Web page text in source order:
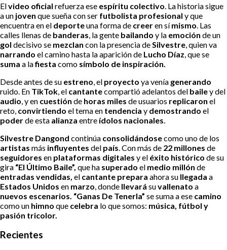
Elvideo oficial refuerza ese espíritu colectivo . La historia sigue
a un joven que sueña con ser futbolista profesional y que
encuentra en el deporteuna forma de creeren símismo . Las
calles llenas de banderas , la gente bailando y la emoción de un
gol decisivo se mezclan con la presencia de Silvestre , quien va
narrando el camino hasta la aparición de Lucho Díaz , que se
suma a lafiesta como símbolo de inspiración.
Desde antes de su estreno , el proyecto ya venía generando
ruido. En TikTok , el cantantecompartió adelantos del bailey del
audio , y en cuestión de horas miles de usuarios replicaron el
reto, convirtiendo el tema en tendencia y demostrando el
poderde esta alianza entre ídolos nacionales
Silvestre Dangond continúa consolidándosecomo uno de los
artistas más influyentes del país . Con más de 22 millones de
seguidores en plataformas digitales y el éxito histórico de su
gira “El Último Baile”, que ha superado el medio millón de
entradas vendidas, el cantante prepara ahora su llegada a
Estados Unidos en marzo , donde llevará suvallenato a
nuevos escenarios. “Ganas De Tenerla” se suma a ese camino
como un himno que celebra lo que somos: música, fútbol y
pasión tricolor.
Recientes